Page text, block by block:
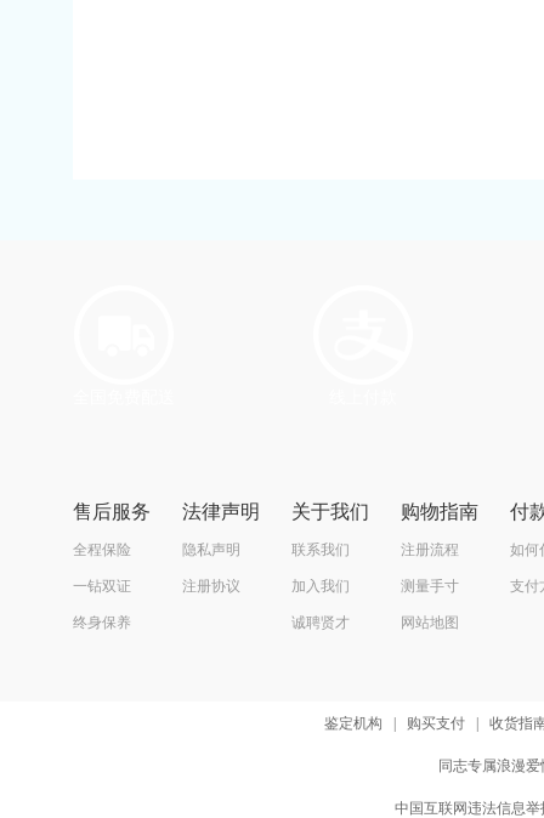
售后服务
全程保险
一钻双证
终身保养
法律声明
隐私声明
注册协议
关于我们
联系我们
加入我们
诚聘贤才
购物指南
注册流程
测量手寸
网站地图
付
如何
支付
鉴定机构 购买支付 收货指
同志专属浪漫
中国互联网违法信息